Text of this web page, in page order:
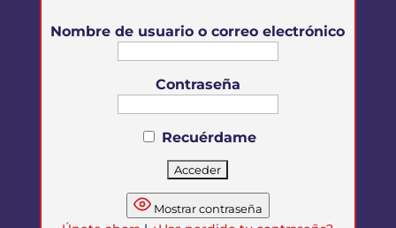
Nombre de usuario o correo electrónico
Contraseña
Recuérdame
Mostrar contraseña